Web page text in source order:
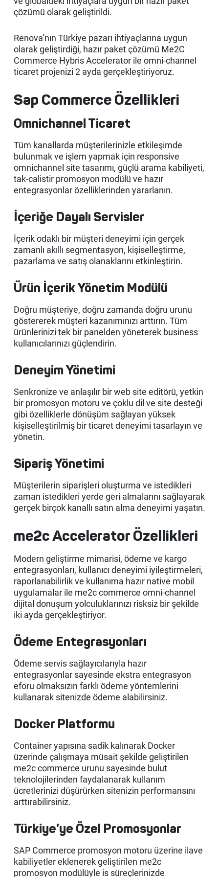
Kep
çözümü olarak geliştirildi.
Renova’nın Türkiye pazarı ihtiyaçlarına uygun
olarak geliştirdiği, hazır paket çözümü Me2C
Commerce Hybris Accelerator ile omni-channel
ticaret projenizi 2 ayda gerçekleştiriyoruz.
Sap Commerce Özellikleri
Omnichannel Ticaret
Tüm kanallarda müşterilerinizle etkileşimde
bulunmak ve işlem yapmak için responsive
omnichannel site tasarımı, güçlü arama kabiliyeti,
tak-calistir promosyon modülü ve hazır
entegrasyonlar özelliklerinden yararlanın.
İçeriğe Dayalı Servisler
İçerik odaklı bir müşteri deneyimi için gerçek
zamanlı akıllı segmentasyon, kişiselleştirme,
pazarlama ve satış olanaklarını etkinleştirin.
Ürün İçerik Yönetim Modülü
Doğru müşteriye, doğru zamanda doğru urunu
göstererek müşteri kazanımınızı arttırın. Tüm
ürünlerinizi tek bir panelden yöneterek business
kullanıcılarınızı güçlendirin.
Deneyim Yönetimi
Senkronize ve anlaşılır bir web site editörü, yetkin
bir promosyon motoru ve çoklu dil ve site desteği
gibi özelliklerle dönüşüm sağlayan yüksek
kişiselleştirilmiş bir ticaret deneyimi tasarlayın ve
yönetin.
Sipariş Yönetimi
Müşterilerin siparişleri oluşturma ve istedikleri
zaman istedikleri yerde geri almalarını sağlayarak
gerçek birçok kanallı satın alma deneyimi yaşatın.
me2c Accelerator Özellikleri
Modern geliştirme mimarisi, ödeme ve kargo
entegrasyonları, kullanıcı deneyimi iyileştirmeleri,
raporlanabilirlik ve kullanıma hazır native mobil
uygulamalar ile me2c commerce omni-channel
dijital donuşum yolculuklarınızı risksiz bir şekilde
iki ayda gerçekleştiriyor.
Ödeme Entegrasyonları
Ödeme servis sağlayıcılarıyla hazır
entegrasyonlar sayesinde ekstra entegrasyon
eforu olmaksızın farklı ödeme yöntemlerini
kullanarak sitenizde ödeme alabilirsiniz.
Docker Platformu
Container yapısına sadik kalınarak Docker
üzerinde çalışmaya müsait şekilde geliştirilen
me2c commerce urunu sayesinde bulut
teknolojilerinden faydalanarak kullanım
ücretlerinizi düşürürken sitenizin performansını
arttırabilirsiniz.
Türkiye’ye Özel Promosyonlar
SAP Commerce promosyon motoru üzerine ilave
kabiliyetler eklenerek geliştirilen me2c
promosyon modülüyle is süreçlerinizde